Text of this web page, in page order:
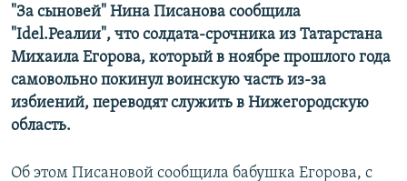
"За сыновей" Нина Писанова сообщила
"Idel.Реалии", что солдата-срочника из Татарстана
Михаила Егорова, который в ноябре прошлого года
самовольно покинул воинскую часть из-за
избиений, переводят служить в Нижегородскую
область.
Об этом Писановой сообщила бабушка Егорова, с